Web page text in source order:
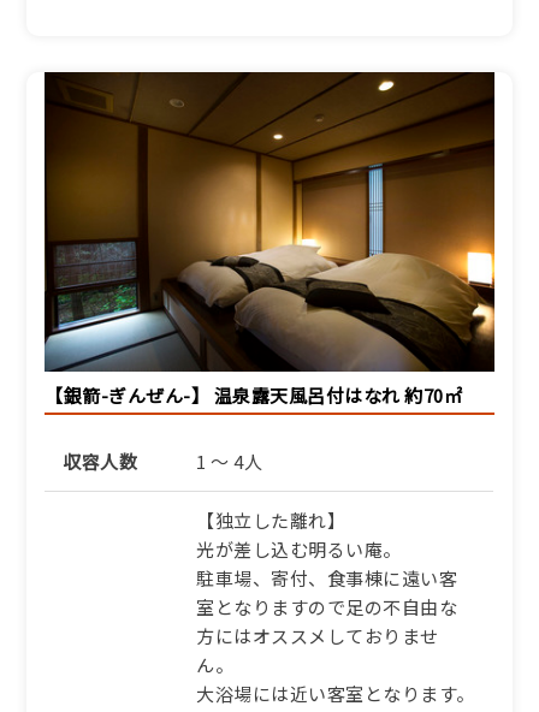
設
【一泊朝食】＜当日ご予約
可＞静寂な時間と温泉を愉
しむ、自由な旅人に相応し
い朝食付宿泊プラン【ZX】
朝食のみ
35,805円/人/泊 ～
詳細
ふるさと納税宿泊クーポン対象施
【通年｜一泊食事なし】＜
当日ご予約可＞何も足さ
ず、ただ寛ぐ。温泉と静寂
な時間を愉しむ旅【ZZ】
素泊まり
32,340円/人/泊 ～
【銀箭-ぎんぜん-】 温泉露天風呂付はなれ 約70㎡
収容人数 1 ～ 4人
【独立した離れ】
光が差し込む明るい庵。
駐車場、寄付、食事棟に遠い客
室となりますので足の不自由な
方にはオススメしておりませ
ん。
大浴場には近い客室となります。